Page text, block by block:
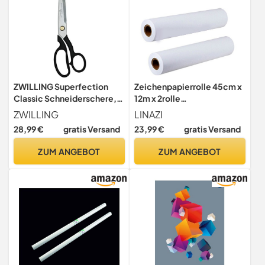
ZWILLING Superfection
Classic Schneiderschere,
Stoffschere, 21 cm,
Rostfreier Spezialstahl,
Made in Germany, Schwarz
ZWILLING
28,99 € gratis Versand
ZUM ANGEBOT
Zeichenpapierrolle 45cm x
12m x 2rolle
Skizzieren,Transparentpapi
er Rolle,Staffelei
Papierrollenersatz für
LINAZI
23,99 € gratis Versand
ZUM ANGEBOT